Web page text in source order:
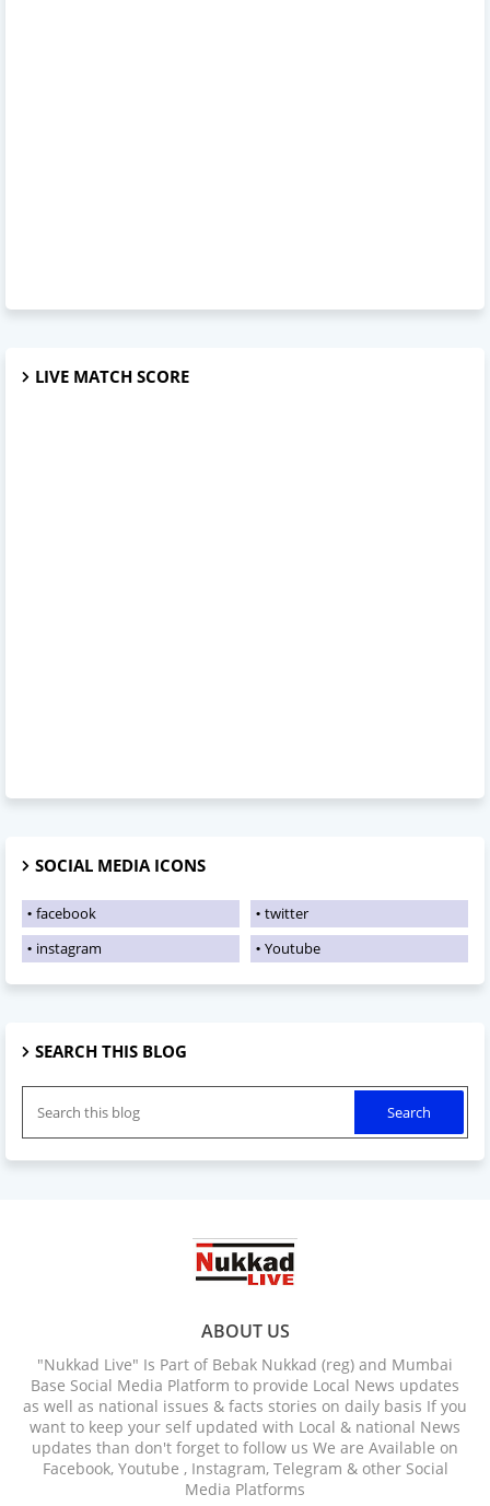
LIVE MATCH SCORE
SOCIAL MEDIA ICONS
facebook
twitter
instagram
Youtube
SEARCH THIS BLOG
ABOUT US
"Nukkad Live" Is Part of Bebak Nukkad (reg) and Mumbai
Base Social Media Platform to provide Local News updates
as well as national issues & facts stories on daily basis If you
want to keep your self updated with Local & national News
updates than don't forget to follow us We are Available on
Facebook, Youtube , Instagram, Telegram & other Social
Media Platforms